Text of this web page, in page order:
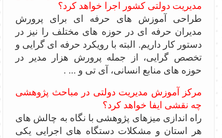
مدیریت دولتی کشور اجرا خواهد کرد؟
طراحی آموزش های حرفه ای برای پرورش
مدیران حرفه ای در حوزه های مختلف را نیز در
دستور کار داریم. البته با رویکرد حرفه ای گرایی و
تخصص گرایی، از جمله پرورش هزار مدیر در
حوزه های منابع انسانی، آی تی و ... .
مرکز آموزش مدیریت دولتی در مباحث پژوهشی
چه نقشی ایفا خواهد کرد؟
راه اندازی میزهای پژوهشی با نگاه به چالش های
هر استان و مشکلات دستگاه های اجرایی یکی